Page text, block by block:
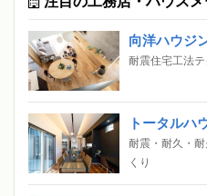
向洋ハウジ
耐震住宅工法
トータルハ
耐震・耐久・
くり